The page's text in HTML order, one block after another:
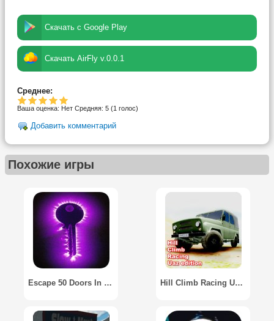
Скачать с Google Play
Скачать AirFly v.0.0.1
Среднее:
Ваша оценка: Нет Средняя: 5 (1 голос)
Добавить комментарий
Похожие игры
Escape 50 Doors In One Hour? Hill Climb Racing Uaz Edition